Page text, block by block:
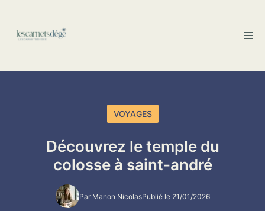
contenu
VOYAGES
Découvrez le temple du
colosse à saint-andré
Par Manon NicolasPublié le 21/01/2026